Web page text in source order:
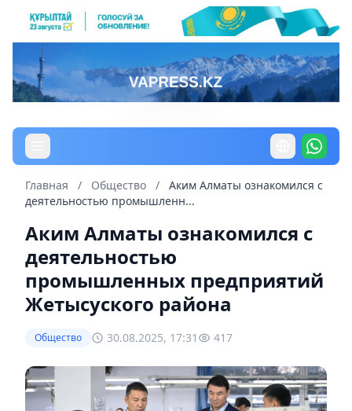
Главная / Общество /
Аким Алматы ознакомился с
деятельностью промышленн...
Аким Алматы ознакомился с
деятельностью
промышленных предприятий
Жетысуского района
Общество 30.08.2025, 17:31 417